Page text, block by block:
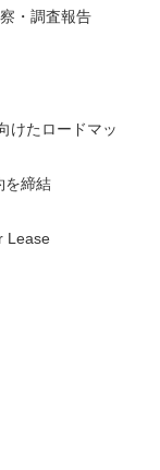
・調査報告
けたロードマッ
を締結
Lease